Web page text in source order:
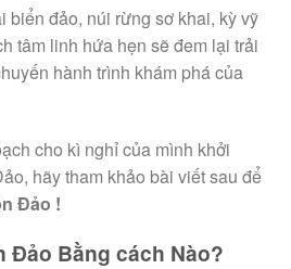
biển đảo, núi rừng sơ khai, kỳ vỹ
tâm linh hứa hẹn sẽđem lại trải
hành trình khám phá của
cho kì nghỉ của mình khởi
hãy tham khảo bài viết sau để
Đảo !
Đảo Bằng cách Nào?